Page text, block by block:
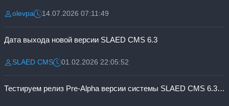
Разместил:
olevpaДата:14.07.2026 07:11:49
Дата выхода новой версии SLAED CMS 6.3
Разместил:
SLAED CMSДата:01.02.2026 22:05:52
Тестируем релиз Pre-Alpha версии системы SLAED CMS 6.3 Pro